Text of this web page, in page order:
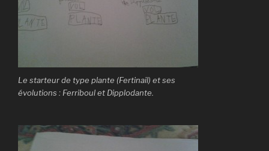
Le starteur de type plante (Fertinail) et ses
évolutions : Ferriboul et Dipplodante.